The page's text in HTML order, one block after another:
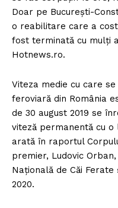
Doar pe Bucureşti-
o reabilitare care a
fost terminată cu mulţi
Hotnews.ro.
Viteza medie cu care
feroviară din România
de 30 august 2019 se
viteză permanentă cu o
arată în raportul
premier, Ludovic
Naţională de Căi
2020.